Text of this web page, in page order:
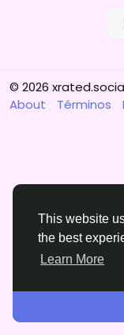
This website
the best
Learn More
© 2026
About
Términos